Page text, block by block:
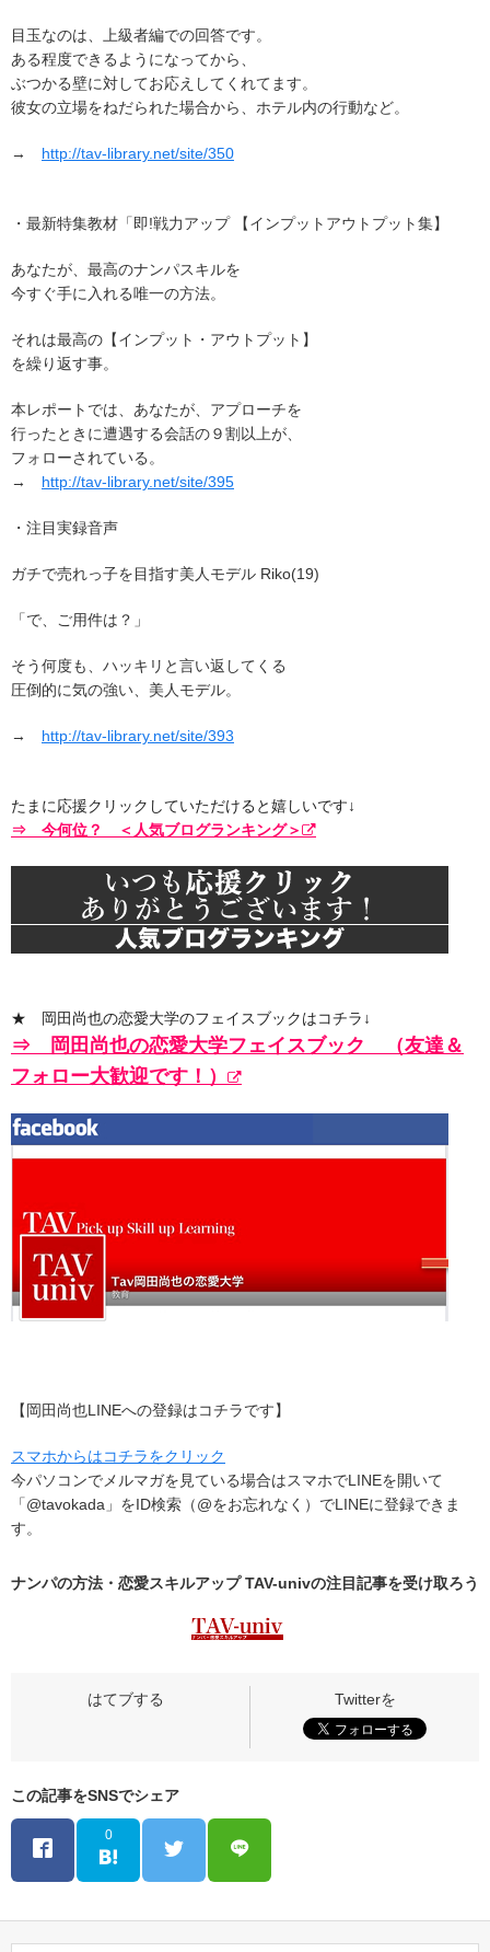
目玉なのは、上級者編での回答です。
ある程度できるようになってから、
ぶつかる壁に対してお応えしてくれてます。
彼女の立場をねだられた場合から、ホテル内の行動など。
→ http://tav-library.net/site/350
・最新特集教材「即!戦力アップ 【インプットアウトプット集】
あなたが、最高のナンパスキルを
今すぐ手に入れる唯一の方法。
それは最高の【インプット・アウトプット】
を繰り返す事。
本レポートでは、あなたが、アプローチを
行ったときに遭遇する会話の９割以上が、
フォローされている。
→ http://tav-library.net/site/395
・注目実録音声
ガチで売れっ子を目指す美人モデル Riko(19)
「で、ご用件は？」
そう何度も、ハッキリと言い返してくる
圧倒的に気の強い、美人モデル。
→ http://tav-library.net/site/393
たまに応援クリックしていただけると嬉しいです↓
⇒ 今何位？ ＜人気ブログランキング＞
★ 岡田尚也の恋愛大学のフェイスブックはコチラ↓
⇒ 岡田尚也の恋愛大学フェイスブック （友達＆
フォロー大歓迎です！）
【岡田尚也LINEへの登録はコチラです】
スマホからはコチラをクリック
今パソコンでメルマガを見ている場合はスマホでLINEを開いて
「@tavokada」をID検索（@をお忘れなく）でLINEに登録できま
す。
ナンパの方法・恋愛スキルアップ TAV-univの注目記事を受け取ろう
この記事をSNSでシェア
0